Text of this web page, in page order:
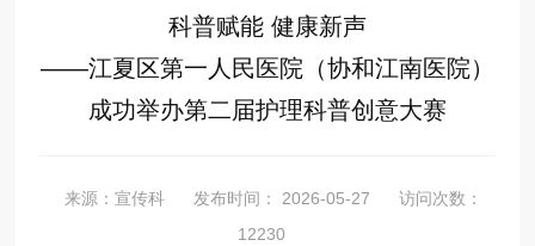
科普赋能 健康新声
——江夏区第一人民医院（协和江南医院）
成功举办第二届护理科普创意大赛
来源：宣传科 发布时间： 2026-05-27
访问次数：
12230